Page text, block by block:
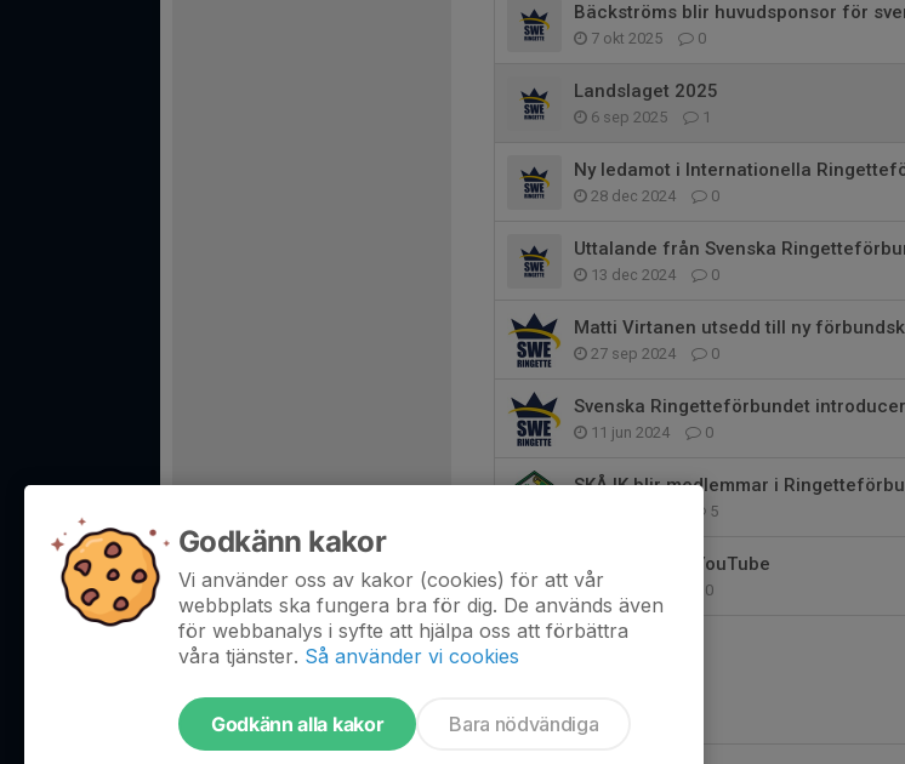
Bäckströms blir huvudsponsor för
7 okt 2025 0
Landslaget 2025
6 sep 2025 1
Ny ledamot i Internationella
28 dec 2024 0
Uttalande från Svenska
13 dec 2024 0
Matti Virtanen utsedd till ny
27 sep 2024 0
Svenska Ringetteförbundet
11 jun 2024 0
SKÅ IK blir medlemmar i
5
WRC 2023 på YouTube
17 jan 2024 0
Godkänn kakor
Vi använder oss av kakor (cookies) för att vår
webbplats ska fungera bra för dig. De används även
för webbanalys i syfte att hjälpa oss att förbättra
våra tjänster. Så använder vi cookies
Godkänn alla kakor Bara nödvändiga